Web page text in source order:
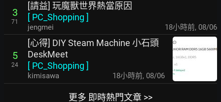
3
71
[請益] 玩魔獸世界熱當原因
[ PC_Shopping ]
jengmei 18小時前, 08/06
5
24
[心得] DIY Steam Machine 小石頭
DeskMeet
[ PC_Shopping ]
kimisawa 18小時前, 08/06
更多 即時熱門文章 >>